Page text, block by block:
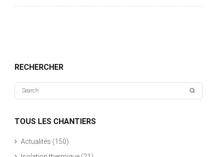
RECHERCHER
TOUS LES CHANTIERS
Actualités (150)